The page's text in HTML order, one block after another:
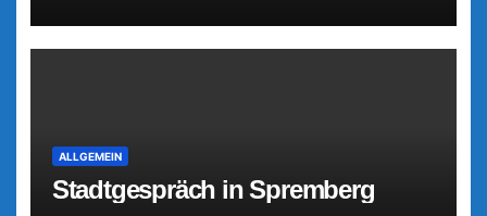
ALLGEMEIN
Stadtgespräch in Spremberg